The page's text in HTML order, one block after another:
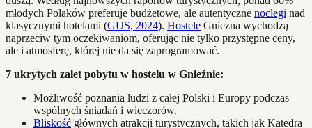
młodych Polaków preferuje budżetowe, ale autentyczne noclegi nad
klasycznymi hotelami (GUS, 2024). Hostele Gniezna wychodzą
naprzeciw tym oczekiwaniom, oferując nie tylko przystępne ceny,
ale i atmosferę, której nie da się zaprogramować.
7 ukrytych zalet pobytu w hostelu w Gnieźnie:
Możliwość poznania ludzi z całej Polski i Europy podczas
wspólnych śniadań i wieczorów.
Bliskość głównych atrakcji turystycznych, takich jak Katedra